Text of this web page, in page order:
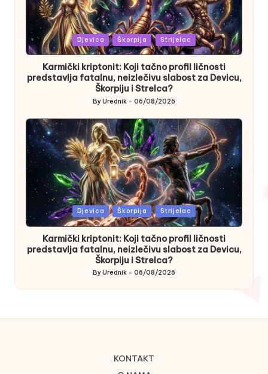
Posted
in
Djevica Škorpija Strijelac
Karmički kriptonit: Koji tačno profil ličnosti
predstavlja fatalnu, neizlečivu slabost za Devicu,
Škorpiju i Strelca?
Posted
ByUrednik 06/08/2026
Posted
in
Djevica Škorpija Strijelac
Karmički kriptonit: Koji tačno profil ličnosti
predstavlja fatalnu, neizlečivu slabost za Devicu,
Škorpiju i Strelca?
Posted
by
ByUrednik 06/08/2026
KONTAKT